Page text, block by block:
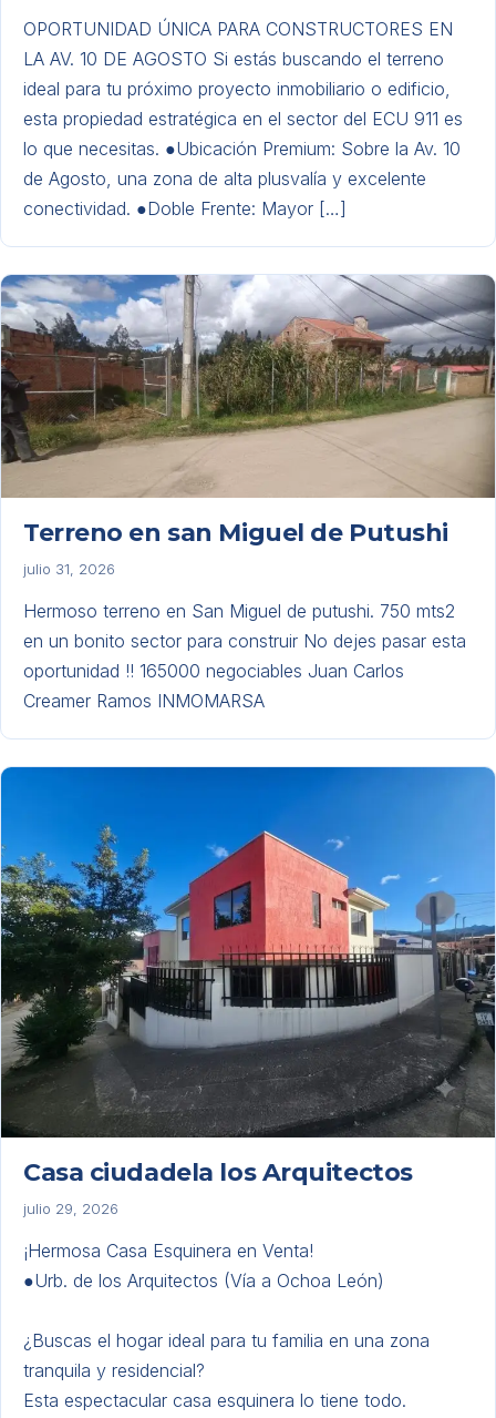
​OPORTUNIDAD ÚNICA PARA CONSTRUCTORES EN
LA AV. 10 DE AGOSTO ​Si estás buscando el terreno
ideal para tu próximo proyecto inmobiliario o edificio,
esta propiedad estratégica en el sector del ECU 911 es
lo que necesitas. ●​Ubicación Premium: Sobre la Av. 10
de Agosto, una zona de alta plusvalía y excelente
conectividad. ●​Doble Frente: Mayor […]
Terreno en san Miguel de Putushi
julio 31, 2026
Hermoso terreno en San Miguel de putushi. 750 mts2
en un bonito sector para construir No dejes pasar esta
oportunidad !! 165000 negociables Juan Carlos
Creamer Ramos INMOMARSA
Casa ciudadela los Arquitectos
julio 29, 2026
¡Hermosa Casa Esquinera en Venta!
●Urb. de los Arquitectos (Vía a Ochoa León)
¿Buscas el hogar ideal para tu familia en una zona
tranquila y residencial?
Esta espectacular casa esquinera lo tiene todo.